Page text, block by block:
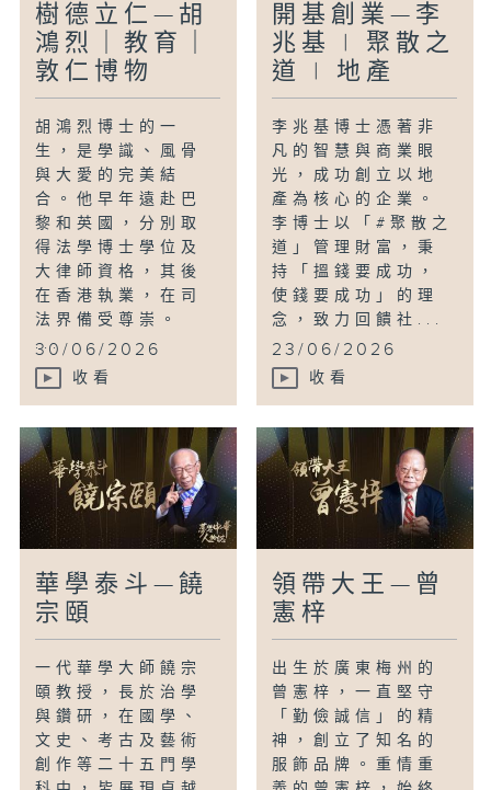
樹德立仁—胡
鴻烈｜教育｜
敦仁博物
胡鴻烈博士的一
生，是學識、風骨
與大愛的完美結
合。他早年遠赴巴
黎和英國，分別取
得法學博士學位及
大律師資格，其後
在香港執業，在司
法界備受尊崇。
...
30/06/2026
收看
開基創業—李
兆基 | 聚散之
道 | 地產
李兆基博士憑著非
凡的智慧與商業眼
光，成功創立以地
產為核心的企業。
李博士以「#聚散之
道」管理財富，秉
持「搵錢要成功，
使錢要成功」的理
念，致力回饋社...
23/06/2026
收看
華學泰斗—饒
宗頤
一代華學大師饒宗
頤教授，長於治學
與鑽研，在國學、
文史、考古及藝術
創作等二十五門學
領帶大王—曾
憲梓
出生於廣東梅州的
曾憲梓，一直堅守
「勤儉誠信」的精
神，創立了知名的
服飾品牌。重情重